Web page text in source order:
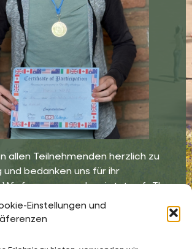
Einstellungen und
allen Teilnehmenden herzlich zu
bedanken uns für ihr
freuen uns schon jetzt auf „The
im nächsten Jahr!